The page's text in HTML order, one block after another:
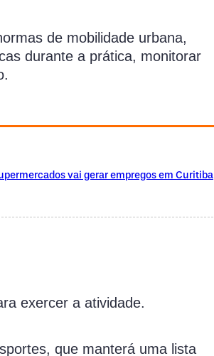
de mobilidade urbana,
durante a prática, monitorar
vai gerar empregos em Curitiba
exercer a atividade.
que manterá uma lista